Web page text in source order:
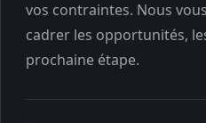
vos contraintes. Nous
cadrer les opportunités,
prochaine étape.